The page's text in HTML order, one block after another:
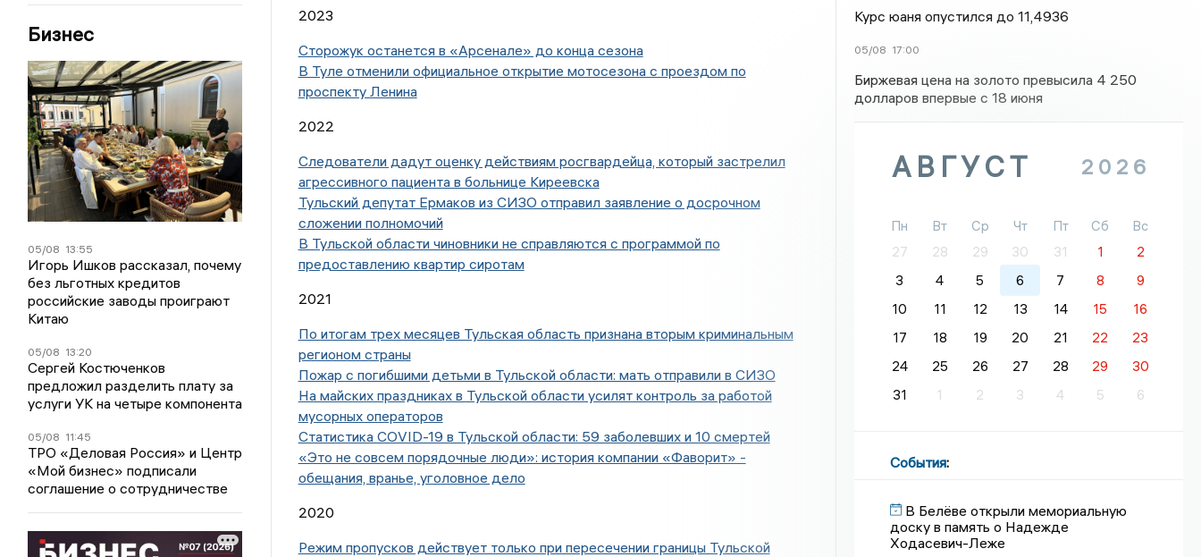
Бизнес
05/08 13:55
Игорь Ишков рассказал, почему
без льготных кредитов
российские заводы проиграют
Китаю
05/08 13:20
Сергей Костюченков
предложил разделить плату за
услуги УК на четыре компонента
05/08 11:45
ТРО «Деловая Россия» и Центр
«Мой бизнес» подписали
соглашение о сотрудничестве
2023
Сторожук останется в «Арсенале» до конца сезона
В Туле отменили официальное открытие мотосезона с проездом по
проспекту Ленина
2022
Следователи дадут оценку действиям росгвардейца, который застрелил
агрессивного пациента в больнице Киреевска
Тульский депутат Ермаков из СИЗО отправил заявление о досрочном
сложении полномочий
В Тульской области чиновники не справляются с программой по
предоставлению квартир сиротам
2021
По итогам трех месяцев Тульская область признана вторым криминальным
регионом страны
Пожар с погибшими детьми в Тульской области: мать отправили в СИЗО
На майских праздниках в Тульской области усилят контроль за работой
мусорных операторов
Статистика COVID-19 в Тульской области: 59 заболевших и 10 смертей
«Это не совсем порядочные люди»: история компании «Фаворит» -
обещания, вранье, уголовное дело
2020
Режим пропусков действует только при пересечении границы Тульской
Курс юаня опустился до 11,4936
05/08 17:00
Биржевая цена на золото превысила 4 250
долларов впервые с 18 июня
АВГУСТ 2026
Пн Вт Ср Чт Пт Сб
Вс
27
28 29 30 31 1
2
3
4 5 6 7 8
9
10
11 12 13 14 15
16
17
18 19 20 21 22
23
24
25 26 27 28 29
30
31
1 2 3 4 5 6
События:
В Белёве открыли мемориальную
доску в память о Надежде
Ходасевич-Леже